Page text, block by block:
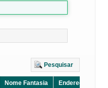
Pesquisar
Nome Fantasia Endereço